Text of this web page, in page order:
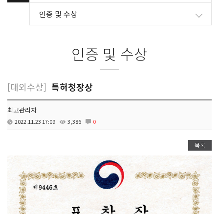
인증 및 수상
인증 및 수상
[대외수상] 특허청장상
최고관리자
2022.11.23 17:09 3,386 0
목록